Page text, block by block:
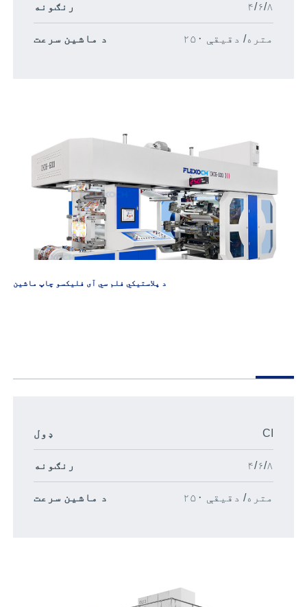
رنګونه ۴/۶/۸
د ماشین سرعت ۲۵۰ متره/ دقیقې
د پلاستيکي فلم سي آی فلیکسو چاپ ماشین
ډول CI
رنګونه ۴/۶/۸
د ماشین سرعت ۲۵۰ متره/ دقیقې